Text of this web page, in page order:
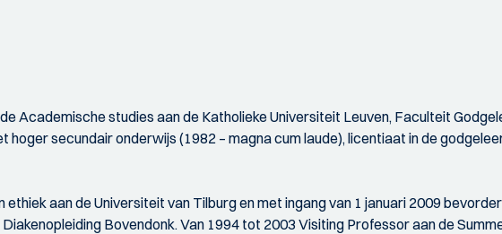
Academische studies aan de Katholieke Universiteit Leuven, Faculteit
secundair onderwijs (1982 – magna cum laude), licentiaat in de
aan de Universiteit van Tilburg en met ingang van 1 januari 2009
Bovendonk. Van 1994 tot 2003 Visiting Professor aan de